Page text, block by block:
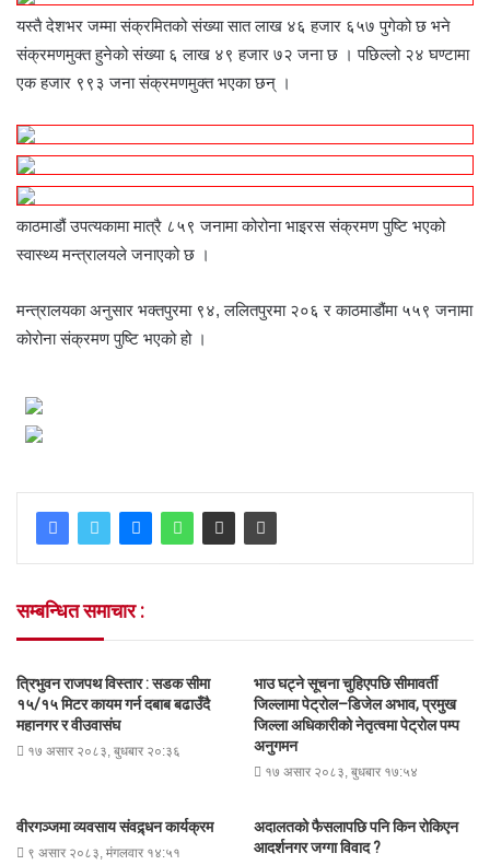
यस्तै देशभर जम्मा संक्रमितको संख्या सात लाख ४६ हजार ६५७ पुगेको छ भने
संक्रमणमुक्त हुनेको संख्या ६ लाख ४९ हजार ७२ जना छ । पछिल्लो २४ घण्टामा
एक हजार ९९३ जना संक्रमणमुक्त भएका छन् ।
काठमाडौं उपत्यकामा मात्रै ८५९ जनामा कोरोना भाइरस संक्रमण पुष्टि भएको
स्वास्थ्य मन्त्रालयले जनाएको छ ।
मन्त्रालयका अनुसार भक्तपुरमा ९४, ललितपुरमा २०६ र काठमाडौंमा ५५९ जनामा
कोरोना संक्रमण पुष्टि भएको हो ।
सम्बन्धित समाचार :
त्रिभुवन राजपथ विस्तार : सडक सीमा
१५/१५ मिटर कायम गर्न दबाब बढाउँदै
महानगर र वीउवासंघ
१७ असार २०८३, बुधबार २०:३६
भाउ घट्ने सूचना चुहिएपछि सीमावर्ती
जिल्लामा पेट्रोल–डिजेल अभाव, प्रमुख
जिल्ला अधिकारीको नेतृत्वमा पेट्रोल पम्प
अनुगमन
१७ असार २०८३, बुधबार १७:५४
वीरगञ्जमा व्यवसाय संवद्र्धन कार्यक्रम
९ असार २०८३, मंगलवार १४:५१
अदालतको फैसलापछि पनि किन रोकिएन
आदर्शनगर जग्गा विवाद ?